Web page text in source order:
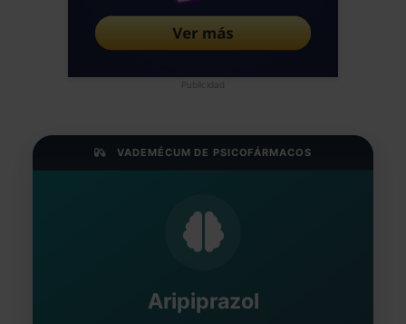
Publicidad
VADEMÉCUM DE PSICOFÁRMACOS
Aripiprazol